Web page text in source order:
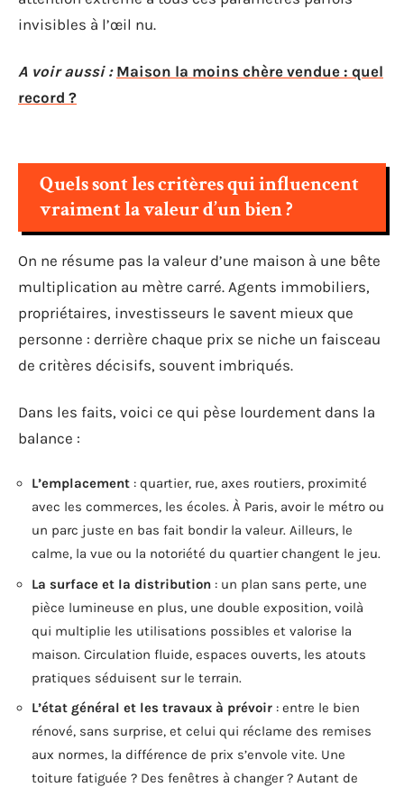
invisibles à l’œil nu.
A voir aussi : Maison la moins chère vendue : quel
record ?
Quels sont les critères qui influencent
vraiment la valeur d’un bien ?
On ne résume pas la valeur d’une maison à une bête
multiplication au mètre carré. Agents immobiliers,
propriétaires, investisseurs le savent mieux que
personne : derrière chaque prix se niche un faisceau
de critères décisifs, souvent imbriqués.
Dans les faits, voici ce qui pèse lourdement dans la
balance :
L’emplacement : quartier, rue, axes routiers, proximité
avec les commerces, les écoles. À Paris, avoir le métro ou
un parc juste en bas fait bondir la valeur. Ailleurs, le
calme, la vue ou la notoriété du quartier changent le jeu.
La surface et la distribution : un plan sans perte, une
pièce lumineuse en plus, une double exposition, voilà
qui multiplie les utilisations possibles et valorise la
maison. Circulation fluide, espaces ouverts, les atouts
pratiques séduisent sur le terrain.
L’état général et les travaux à prévoir : entre le bien
rénové, sans surprise, et celui qui réclame des remises
aux normes, la différence de prix s’envole vite. Une
toiture fatiguée ? Des fenêtres à changer ? Autant de